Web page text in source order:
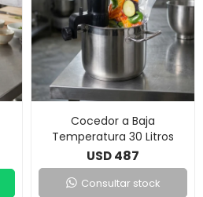
Cocedor a Baja
Temperatura 30 Litros
USD487
Consultar stock